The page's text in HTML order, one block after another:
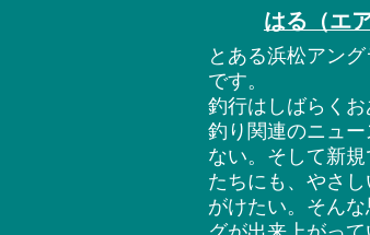
はる（エ
とある浜松アング
です。
釣行はしばらく
釣り関連のニュ
ない。そして新
たちにも、やさ
がけたい。そん